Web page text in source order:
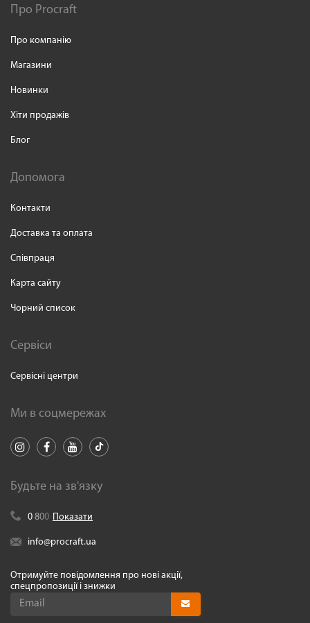
Про Procraft
Про компанію
Магазини
Новинки
Хіти продажів
Блог
Допомога
Контакти
Доставка та оплата
Співпраця
Карта сайту
Чорний список
Сервіси
Сервісні центри
Ми в соцмережах
Будьте на зв'язку
0 800 Показати
info@procraft.ua
Отримуйте повідомлення про нові акції,
спецпропозиції і знижки